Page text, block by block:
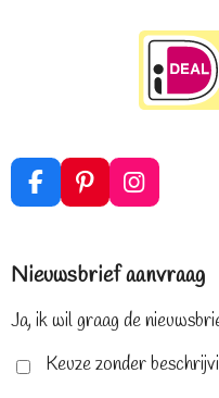
F
a
b
o
P
i
e
e
t
I
n
a
r
m
Nieuwsbrief aanvraag
Ja, ik wil graag de
Keuze zonder